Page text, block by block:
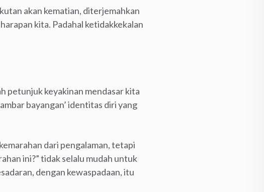
akan kematian, diterjemahkan
kita. Padahal ketidakkekalan
petunjuk keyakinan mendasar kita
bayangan’ identitas diri yang
dari pengalaman, tetapi
ini?” tidak selalu mudah untuk
dengan kewaspadaan, itu